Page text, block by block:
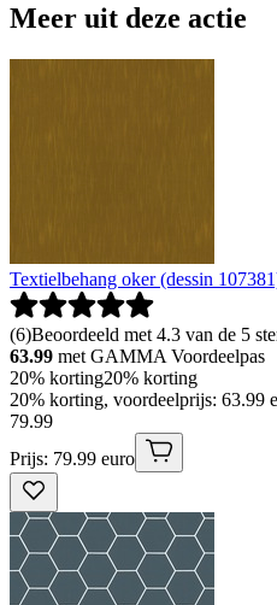
Meer uit deze actie
Textielbehang oker (dessin
(6)Beoordeeld met 4.3 van de 5
63.99 met GAMMA Voordeelpas
20% korting20% korting
20% korting, voordeelprijs: 63.99
79.99
Prijs: 79.99 euro